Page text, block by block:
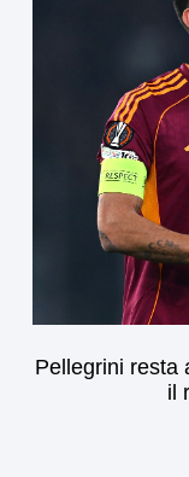
Pellegrini resta
il